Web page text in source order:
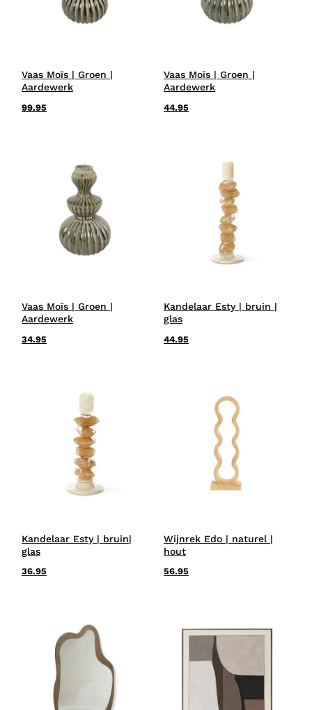
Vaas Moïs | Groen |
Aardewerk
99.95
Vaas Moïs | Groen |
Aardewerk
44.95
Vaas Moïs | Groen |
Aardewerk
34.95
Kandelaar Esty | bruin |
glas
44.95
Kandelaar Esty | bruin|
glas
36.95
Wijnrek Edo | naturel |
hout
56.95